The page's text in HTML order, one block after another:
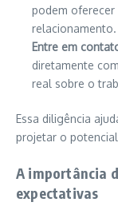
podem
relacionamento.
Entre em
diretamente
real sobre o
Essa diligência
projetar o
A importância
expectativas